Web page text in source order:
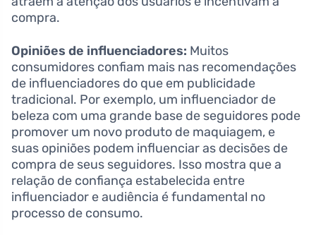
compra.
Opiniões de influenciadores: Muitos
consumidores confiam mais nas recomendações
de influenciadores do que em publicidade
tradicional. Por exemplo, um influenciador de
beleza com uma grande base de seguidores pode
promover um novo produto de maquiagem, e
suas opiniões podem influenciar as decisões de
compra de seus seguidores. Isso mostra que a
relação de confiança estabelecida entre
influenciador e audiência é fundamental no
processo de consumo.